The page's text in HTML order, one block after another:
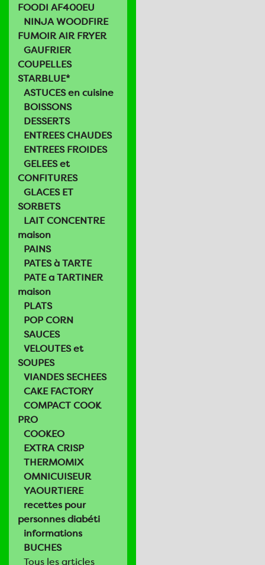
FOODI AF400EU
NINJA WOODFIRE
FUMOIR AIR FRYER
GAUFRIER
COUPELLES
STARBLUE*
ASTUCES en cuisine
BOISSONS
DESSERTS
ENTREES CHAUDES
ENTREES FROIDES
GELEES et
CONFITURES
GLACES ET
SORBETS
LAIT CONCENTRE
maison
PAINS
PATES à TARTE
PATE a TARTINER
maison
PLATS
POP CORN
SAUCES
VELOUTES et
SOUPES
VIANDES SECHEES
CAKE FACTORY
COMPACT COOK
PRO
COOKEO
EXTRA CRISP
THERMOMIX
OMNICUISEUR
YAOURTIERE
recettes pour
personnes diabéti
informations
BUCHES
Tous les articles